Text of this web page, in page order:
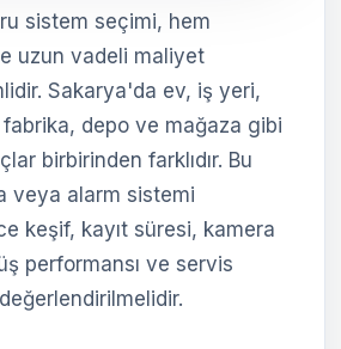
sistem seçimi, hem
uzun vadeli maliyet
Sakarya'da ev, iş yeri,
depo ve mağaza gibi
birbirinden farklıdır. Bu
veya alarm sistemi
keşif, kayıt süresi, kamera
performansı ve servis